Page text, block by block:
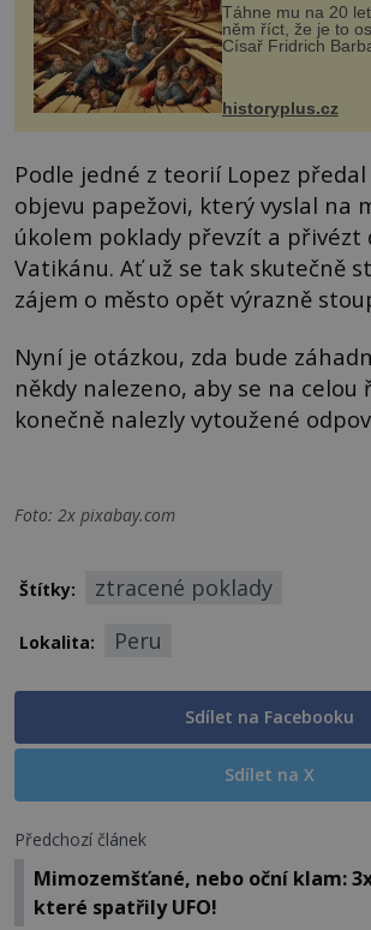
Táhne mu na 20
něm říct, že je to
Císař Fridrich
posílá svého syna
VI. do Erfurtu, aby
prostředníkem při
historyplus.cz
Podle jedné z teorií Lopez
objevu papežovi, který vyslal na
úkolem poklady převzít a přivézt
Vatikánu. Ať už se tak skutečně
zájem o město opět výrazně
Nyní je otázkou, zda bude
někdy nalezeno, aby se na celou
konečně nalezly vytoužené
Foto: 2x pixabay.com
Štítky: ztracené poklady
Lokalita: Peru
Sdílet na Facebooku
Sdílet na X
Předchozí článek
Mimozemšťané, nebo oční klam:
které spatřily UFO!